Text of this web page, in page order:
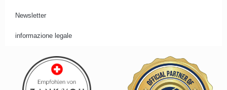
Newsletter
informazione legale